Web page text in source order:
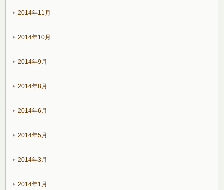
2014年11月
2014年10月
2014年9月
2014年8月
2014年6月
2014年5月
2014年3月
2014年1月